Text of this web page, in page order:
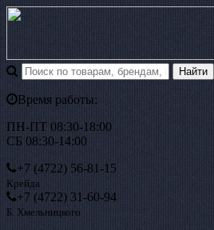
Время работы:
ПН-ПТ 08:30-18:00
СБ 08:30-14:00
+7 (4722) 56-81-15
Крейда
+7 (4722) 31-60-94
Б. Хмельницкого